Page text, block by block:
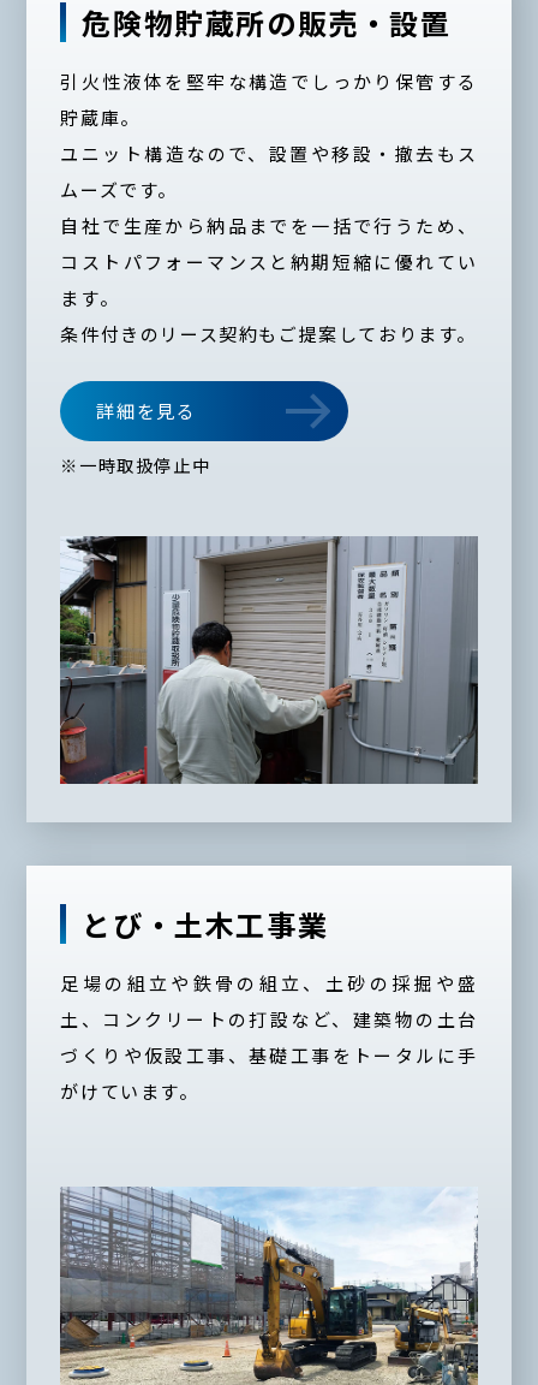
危険物貯蔵所の販売・設置
引火性液体を堅牢な構造でしっかり保管する
貯蔵庫。
ユニット構造なので、設置や移設・撤去もス
ムーズです。
自社で生産から納品までを一括で行うため、
コストパフォーマンスと納期短縮に優れてい
ます。
条件付きのリース契約もご提案しております。
詳細を見る
※一時取扱停止中
とび・土木工事業
足場の組立や鉄骨の組立、土砂の採掘や盛
土、コンクリートの打設など、建築物の土台
づくりや仮設工事、基礎工事をトータルに手
がけています。